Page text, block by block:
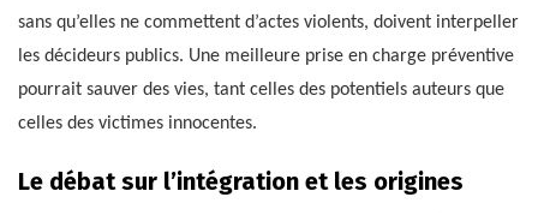
sans qu’elles ne commettent d’actes violents, doivent interpeller
les décideurs publics. Une meilleure prise en charge préventive
pourrait sauver des vies, tant celles des potentiels auteurs que
celles des victimes innocentes.
Le débat sur l’intégration et les origines